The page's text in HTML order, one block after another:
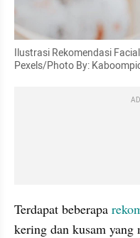
Ilustrasi Rekomendasi
Pexels/Photo By:
Terdapat beberapa
kering dan kusam yang